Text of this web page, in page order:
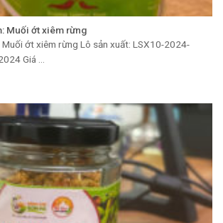
Muối ớt xiêm rừng
ớt xiêm rừng Lô sản xuất: LSX10-2024-
Giá ...